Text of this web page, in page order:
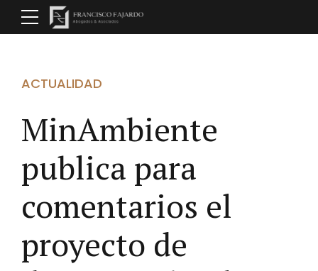
ACTUALIDAD
MinAmbiente
publica para
comentarios el
proyecto de